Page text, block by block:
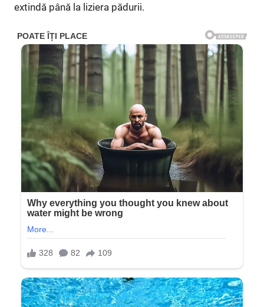
extindă până la liziera pădurii.